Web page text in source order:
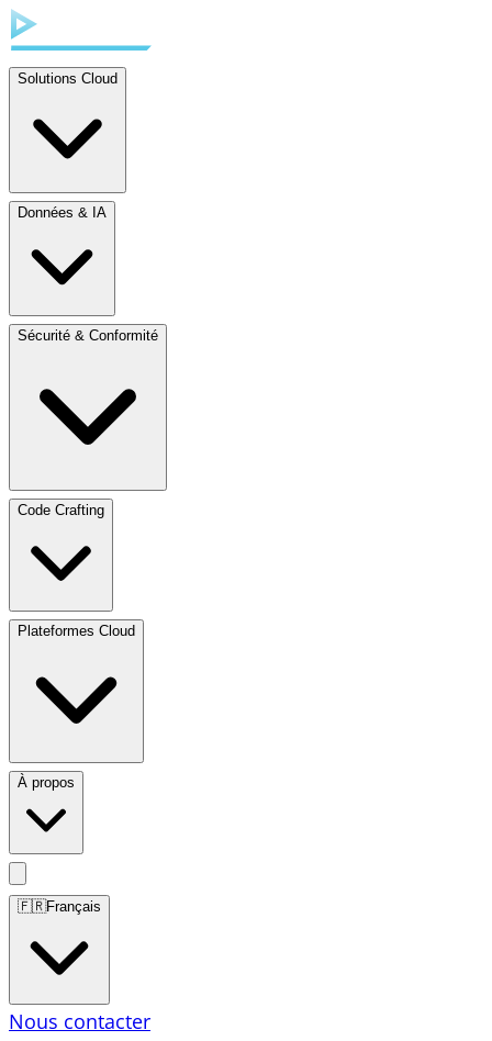
Solutions Cloud
Données & IA
Sécurité & Conformité
Code Crafting
Plateformes Cloud
À propos
🇫🇷Français
Nous contacter